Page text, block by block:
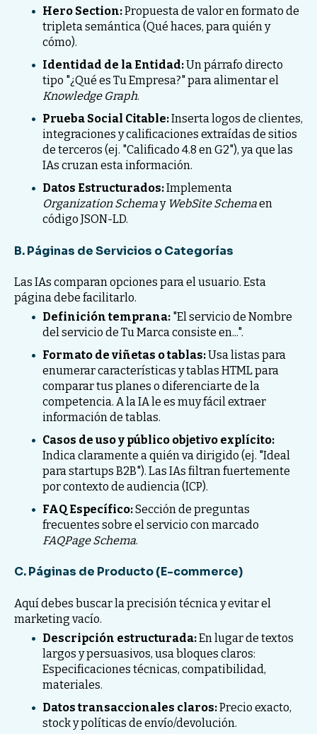
Hero Section:Propuesta de valor en formato de
tripleta semántica (Qué haces, para quién y
cómo).
Identidad de la Entidad:Un párrafo directo
tipo "¿Qué es Tu Empresa?" para alimentar el
Knowledge Graph.
Prueba Social Citable:Inserta logos de clientes,
integraciones y calificaciones extraídas de sitios
de terceros (ej. "Calificado 4.8 en G2"), ya que las
IAs cruzan esta información.
Datos Estructurados:Implementa
Organization Schemay WebSite Schemaen
código JSON-LD.
B. Páginas de Servicios o Categorías
Las IAs comparan opciones para el usuario. Esta
página debe facilitarlo.
Definición temprana: "El servicio de Nombre
del servicio de Tu Marca consiste en...".
Formato de viñetas o tablas:Usa listas para
enumerar características y tablas HTML para
comparar tus planes o diferenciarte de la
competencia. A la IA le es muy fácil extraer
información de tablas.
Casos de uso y público objetivo explícito:
Indica claramente a quién va dirigido (ej. "Ideal
para startups B2B"). Las IAs filtran fuertemente
por contexto de audiencia (ICP).
FAQ Específico:Sección de preguntas
frecuentes sobre el servicio con marcado
FAQPage Schema.
C. Páginas de Producto (E-commerce)
Aquí debes buscar la precisión técnica y evitar el
marketing vacío.
Descripción estructurada:En lugar de textos
largos y persuasivos, usa bloques claros:
Especificaciones técnicas, compatibilidad,
materiales.
Datos transaccionales claros:Precio exacto,
stock y políticas de envío/devolución.